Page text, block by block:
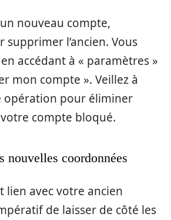
nouveau compte,
supprimer l’ancien. Vous
accédant à « paramètres »
mon compte ». Veillez à
opération pour éliminer
compte bloqué.
nouvelles coordonnées
lien avec votre ancien
de laisser de côté les